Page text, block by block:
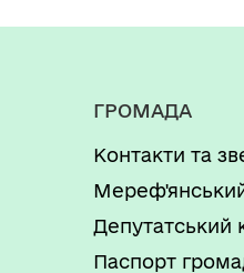
ГРОМАДА
Контакти та
Депутатський
Паспорт